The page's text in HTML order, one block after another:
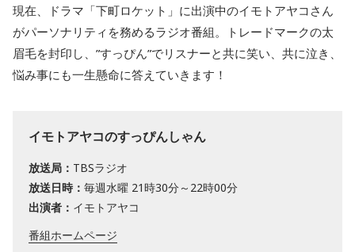
現在、ドラマ「下町ロケット」に出演中のイモトアヤコさん
がパーソナリティを務めるラジオ番組。トレードマークの太
眉毛を封印し、”すっぴん”でリスナーと共に笑い、共に泣き、
悩み事にも一生懸命に答えていきます！
イモトアヤコのすっぴんしゃん
放送局： TBSラジオ
放送日時： 毎週水曜 21時30分～22時00分
出演者： イモトアヤコ
番組ホームページ